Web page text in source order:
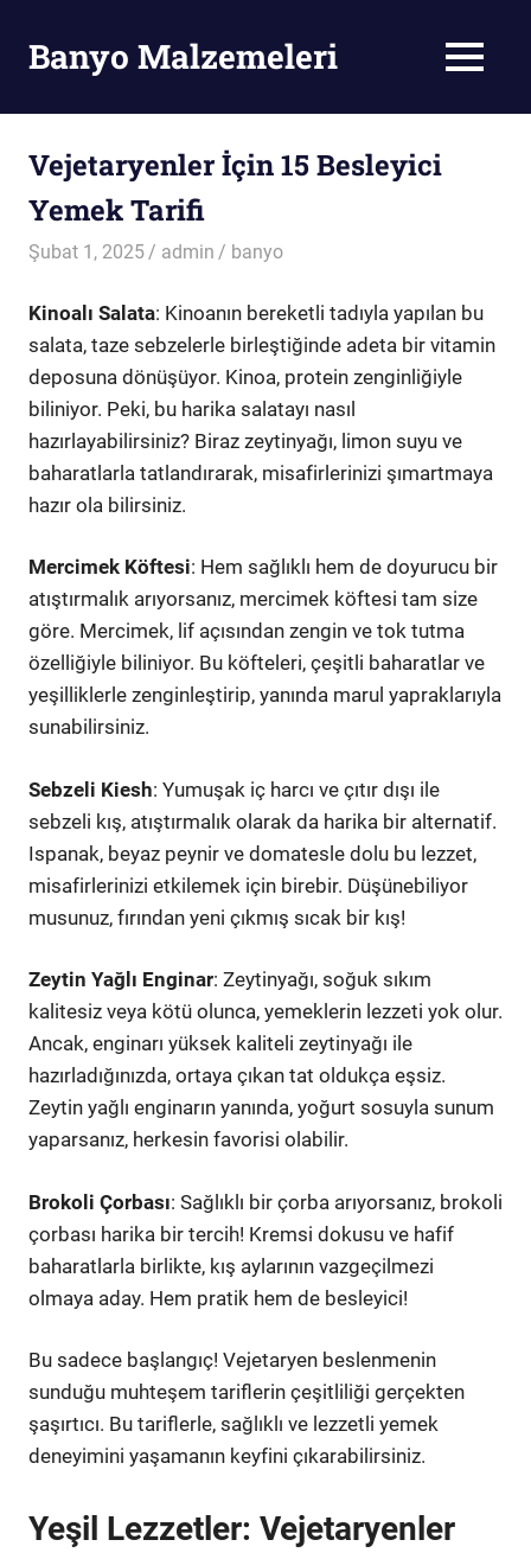
contentBanyo Malzemeleri MENU
Vejetaryenler İçin 15 Besleyici
Yemek Tarifi
Şubat 1, 2025 admin banyo
Kinoalı Salata: Kinoanın bereketli tadıyla yapılan bu
salata, taze sebzelerle birleştiğinde adeta bir vitamin
deposuna dönüşüyor. Kinoa, protein zenginliğiyle
biliniyor. Peki, bu harika salatayı nasıl
hazırlayabilirsiniz? Biraz zeytinyağı, limon suyu ve
baharatlarla tatlandırarak, misafirlerinizi şımartmaya
hazır ola bilirsiniz.
Mercimek Köftesi: Hem sağlıklı hem de doyurucu bir
atıştırmalık arıyorsanız, mercimek köftesi tam size
göre. Mercimek, lif açısından zengin ve tok tutma
özelliğiyle biliniyor. Bu köfteleri, çeşitli baharatlar ve
yeşilliklerle zenginleştirip, yanında marul yapraklarıyla
sunabilirsiniz.
Sebzeli Kiesh: Yumuşak iç harcı ve çıtır dışı ile
sebzeli kış, atıştırmalık olarak da harika bir alternatif.
Ispanak, beyaz peynir ve domatesle dolu bu lezzet,
misafirlerinizi etkilemek için birebir. Düşünebiliyor
musunuz, fırından yeni çıkmış sıcak bir kış!
Zeytin Yağlı Enginar: Zeytinyağı, soğuk sıkım
kalitesiz veya kötü olunca, yemeklerin lezzeti yok olur.
Ancak, enginarı yüksek kaliteli zeytinyağı ile
hazırladığınızda, ortaya çıkan tat oldukça eşsiz.
Zeytin yağlı enginarın yanında, yoğurt sosuyla sunum
yaparsanız, herkesin favorisi olabilir.
Brokoli Çorbası: Sağlıklı bir çorba arıyorsanız, brokoli
çorbası harika bir tercih! Kremsi dokusu ve hafif
baharatlarla birlikte, kış aylarının vazgeçilmezi
olmaya aday. Hem pratik hem de besleyici!
Bu sadece başlangıç! Vejetaryen beslenmenin
sunduğu muhteşem tariflerin çeşitliliği gerçekten
şaşırtıcı. Bu tariflerle, sağlıklı ve lezzetli yemek
deneyimini yaşamanın keyfini çıkarabilirsiniz.
Yeşil Lezzetler: Vejetaryenler